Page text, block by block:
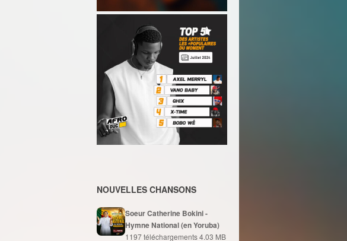
NOUVELLES CHANSONS
Soeur Catherine Bokini -
Hymne National (en Yoruba)
1197 téléchargements4.03 MB